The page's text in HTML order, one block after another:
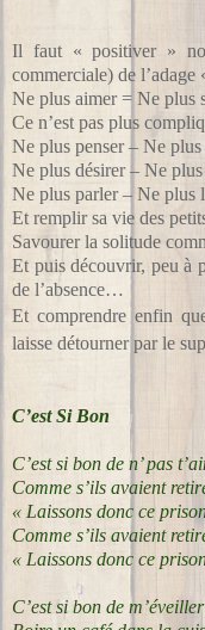
Il faut « positiver »
commerciale) de
Ne plus aimer = Ne plus
Ce n’est pas plus
Ne plus penser – Ne
Ne plus désirer – Ne
Ne plus parler – Ne
Et remplir sa vie des
Savourer la solitude
Et puis découvrir, peu à
de l’absence…
Et comprendre enfin
laisse détourner par le
C’est Si Bon
C’est si bon de n’ pas
Comme s’ils avaient
« Laissons donc ce
Comme s’ils avaient
« Laissons donc ce
C’est si bon de